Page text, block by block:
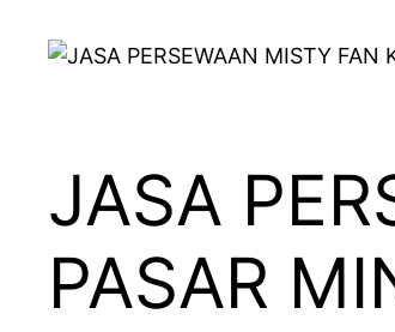
JASA
PASAR